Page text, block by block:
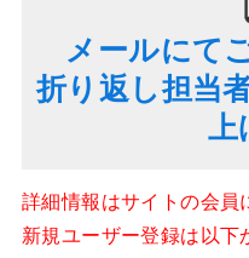
メールにて
折り返し担当
上
詳細情報はサイトの会員
新規ユーザー登録は以下